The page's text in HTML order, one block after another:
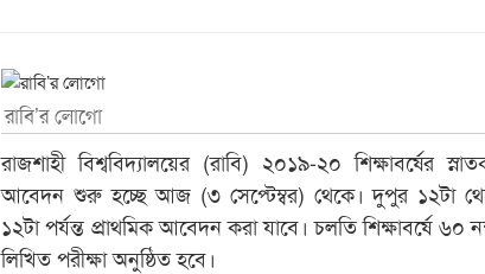
রাবি’র লোগো
রাজশাহী বিশ্ববিদ্যালয়ের (রাবি) ২০১৯-২০ শিক্ষাবর্ষের
আবেদন শুরু হচ্ছে আজ (৩ সেপ্টেম্বর) থেকে। দুপুর ১২টা
১২টা পর্যন্ত প্রাথমিক আবেদন করা যাবে। চলতি শিক্ষাবর্ষে ৬০
লিখিত পরীক্ষা অনুষ্ঠিত হবে।